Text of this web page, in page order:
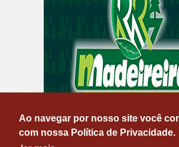
Ao navegar por nosso site você
com nossa Política de Privacidade.